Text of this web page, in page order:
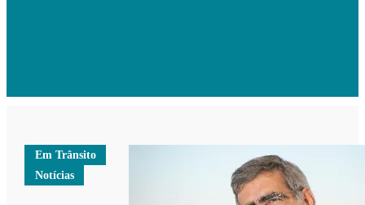
Em Trânsito
Notícias